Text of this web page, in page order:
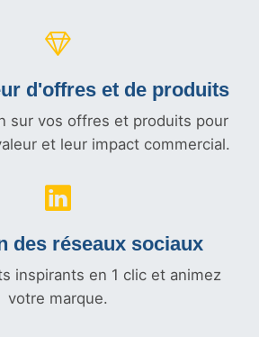
d'offres et de produits
sur vos offres et produits pour
et leur impact commercial.
des réseaux sociaux
inspirants en 1 clic et animez
votre marque.